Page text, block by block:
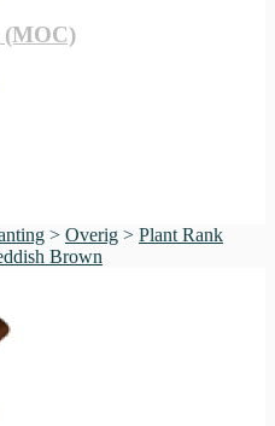
(MOC)
> Overig > Plant Rank
Brown